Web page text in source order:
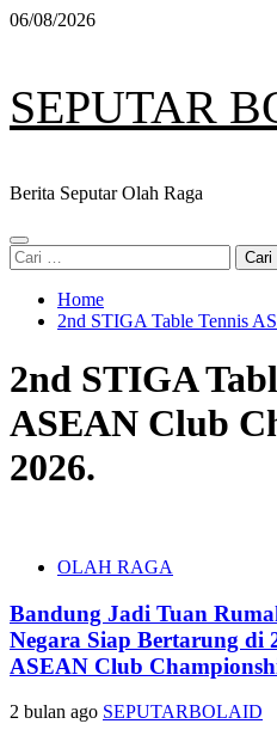
Skip
06/08/2026
SEPUTAR
Berita Seputar Olah Raga
Primary
Menu
Cari
untuk:
Home
2nd STIGA Table Tennis
2nd STIGA
ASEAN Club
2026.
OLAH RAGA
Bandung Jadi Tuan
Negara Siap Bertarung di
ASEAN Club
2 bulan ago SEPUTARBOLAID